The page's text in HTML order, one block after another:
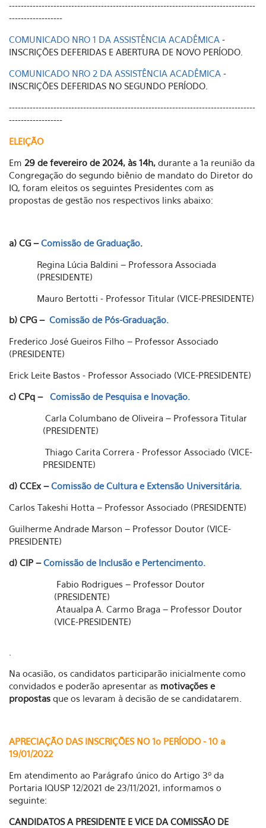
-----------------------------------------------------------------------------------
------------------
COMUNICADO NRO 1 DA ASSISTÊNCIA ACADÊMICA -
INSCRIÇÕES DEFERIDAS E ABERTURA DE NOVO PERÍODO.
COMUNICADO NRO 2 DA ASSISTÊNCIA ACADÊMICA -
INSCRIÇÕES DEFERIDAS NO SEGUNDO PERÍODO.
-----------------------------------------------------------------------------------
------------------
ELEIÇÃO
Em 29 de fevereiro de 2024, às 14h, durante a 1a reunião da
Congregação do segundo biênio de mandato do Diretor do
IQ, foram eleitos os seguintes Presidentes com as
propostas de gestão nos respectivos links abaixo:
a) CG –Comissão de Graduação.
Regina Lúcia Baldini – Professora Associada
(PRESIDENTE)
Mauro Bertotti - Professor Titular (VICE-PRESIDENTE)
b) CPG – Comissão de Pós-Graduação.
Frederico José Gueiros Filho – Professor Associado
(PRESIDENTE)
Erick Leite Bastos - Professor Associado (VICE-PRESIDENTE)
c) CPq – Comissão de Pesquisa e Inovação.
Carla Columbano de Oliveira – Professora Titular
(PRESIDENTE)
Thiago Carita Correra - Professor Associado (VICE-
PRESIDENTE)
d) CCEx –Comissão de Cultura e Extensão Universitária.
Carlos Takeshi Hotta – Professor Associado (PRESIDENTE)
Guilherme Andrade Marson – Professor Doutor (VICE-
PRESIDENTE)
d) CIP –Comissão de Inclusão e Pertencimento.
Fabio Rodrigues – Professor Doutor
(PRESIDENTE)
Ataualpa A. Carmo Braga – Professor Doutor
(VICE-PRESIDENTE)
Na ocasião, os candidatos participarão inicialmente como
convidados e poderão apresentar as motivações e
propostas que os levaram à decisão de se candidatarem.
APRECIAÇÃO DAS INSCRIÇÕES NO 1o PERÍODO - 10 a
19/01/2022
Em atendimento ao Parágrafo único do Artigo 3º da
Portaria IQUSP 12/2021 de 23/11/2021, informamos o
seguinte:
CANDIDATOS A PRESIDENTE E VICE DA COMISSÃO DE